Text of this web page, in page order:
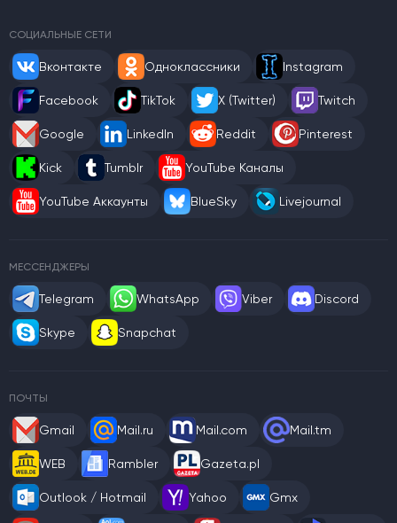
СОЦИАЛЬНЫЕ СЕТИ
Вконтакте Одноклассники Instagram
Facebook TikTok X (Twitter) Twitch
Google LinkedIn Reddit Pinterest
Kick Tumblr YouTube Каналы
YouTube Аккаунты BlueSky Livejournal
МЕССЕНДЖЕРЫ
Telegram WhatsApp Viber Discord
Skype Snapchat
ПОЧТЫ
Gmail Mail.ru Mail.com Mail.tm
WEB Rambler Gazeta.pl
Outlook / Hotmail Yahoo Gmx